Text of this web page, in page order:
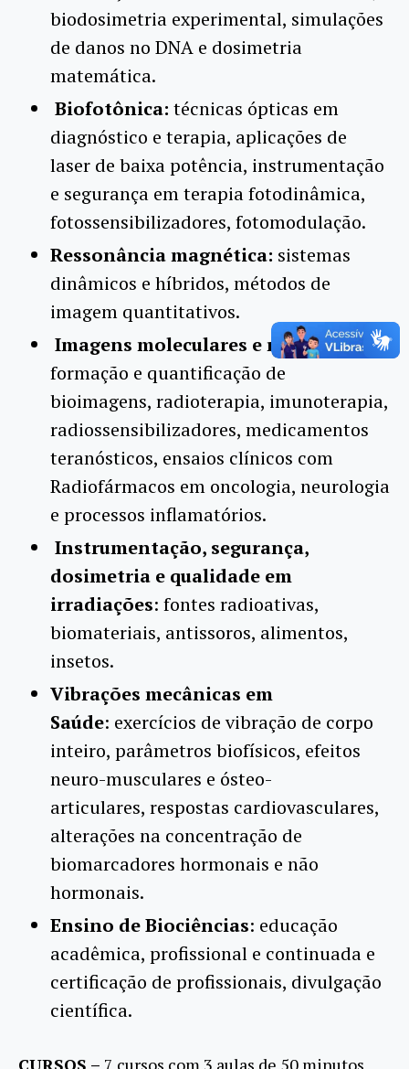
biodosimetria experimental, simulações
de danos no DNA e dosimetria
matemática.
Biofotônica: técnicas ópticas em
diagnóstico e terapia, aplicações de
laser de baixa potência, instrumentação
e segurança em terapia fotodinâmica,
fotossensibilizadores, fotomodulação.
Ressonância magnética: sistemas
dinâmicos e híbridos, métodos de
imagem quantitativos.
Imagens moleculares e radioterapia:
formação e quantificação de
bioimagens, radioterapia, imunoterapia,
radiossensibilizadores, medicamentos
teranósticos, ensaios clínicos com
Radiofármacos em oncologia, neurologia
e processos inflamatórios.
Instrumentação, segurança,
dosimetria e qualidade em
irradiações: fontes radioativas,
biomateriais, antissoros, alimentos,
insetos.
Vibrações mecânicas em
Saúde: exercícios de vibração de corpo
inteiro, parâmetros biofísicos, efeitos
neuro-musculares e ósteo-
articulares, respostas cardiovasculares,
alterações na concentração de
biomarcadores hormonais e não
hormonais.
Ensino de Biociências: educação
acadêmica, profissional e continuada e
certificação de profissionais, divulgação
científica.
CURSOS – 7 cursos com 3 aulas de 50 minutos